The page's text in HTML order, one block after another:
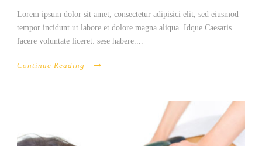
Lorem ipsum dolor sit amet, consectetur adipisici elit, sed eiusmod
tempor incidunt ut labore et dolore magna aliqua. Idque Caesaris
facere voluntate liceret: sese habere....
Continue Reading